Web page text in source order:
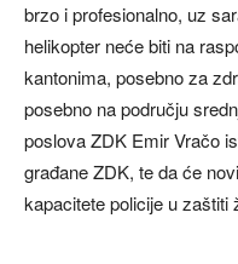
brzo i profesionalno, uz
helikopter neće biti na
kantonima, posebno za
posebno na području
poslova ZDK Emir Vračo
građane ZDK, te da će
kapacitete policije u zaštiti